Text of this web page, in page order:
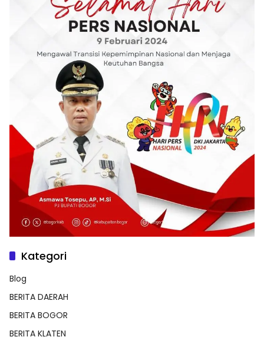
Kategori
Blog
BERITA DAERAH
BERITA BOGOR
BERITA KLATEN